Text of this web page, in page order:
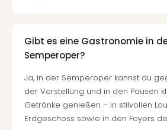
Gibt es eine Gastronomie in
Semperoper?
Ja, in der Semperoper kannst du
der Vorstellung und in den Pausen
Getränke genießen – in stilvollen
Erdgeschoss sowie in den Foyers